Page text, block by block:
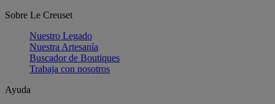
Sobre Le Creuset
Nuestro Legado
Nuestra Artesanía
Buscador de Boutiques
Trabaja con nosotros
Ayuda